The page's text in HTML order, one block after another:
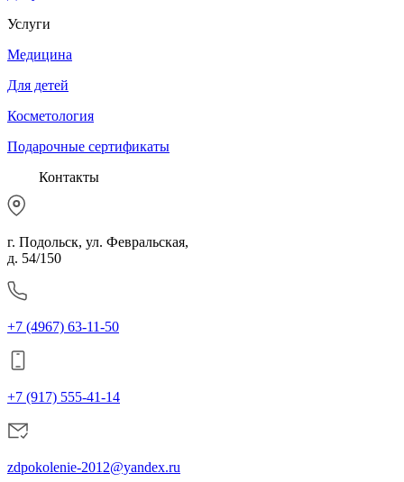
Услуги
Медицина
Для детей
Косметология
Подарочные сертификаты
Контакты
г. Подольск, ул. Февральская,
д. 54/150
+7 (4967) 63-11-50
+7 (917) 555-41-14
zdpokolenie-2012@yandex.ru